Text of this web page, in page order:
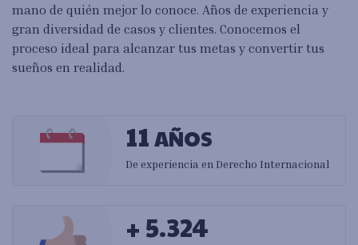
mano de quién mejor lo conoce. Años de experiencia y
gran diversidad de casos y clientes. Conocemos el
proceso ideal para alcanzar tus metas y convertir tus
sueños en realidad.
11AÑOS
De experiencia en Derecho Internacional
+ 5.324